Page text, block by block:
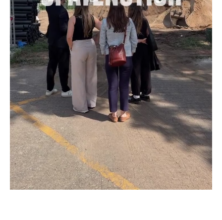
Wettbewerbe
STUDIO SF
Leistungen
Team
Jobs
Aktuelles
Kontakt